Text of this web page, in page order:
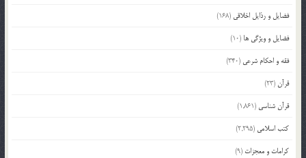
فضایل و رذایل اخلاقی (168)
فضایل و ویژگی ها (10)
فقه و احکام شرعی (340)
قرآن(23)
قرآن شناسی (1,861)
کتب اسلامی (2,295)
کرامات و معجزات (9)